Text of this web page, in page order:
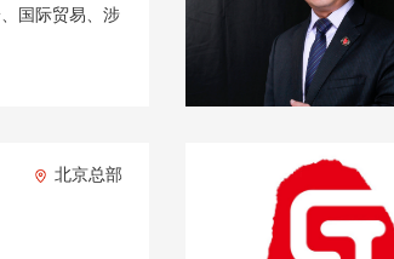
国际贸易、涉
北京总部